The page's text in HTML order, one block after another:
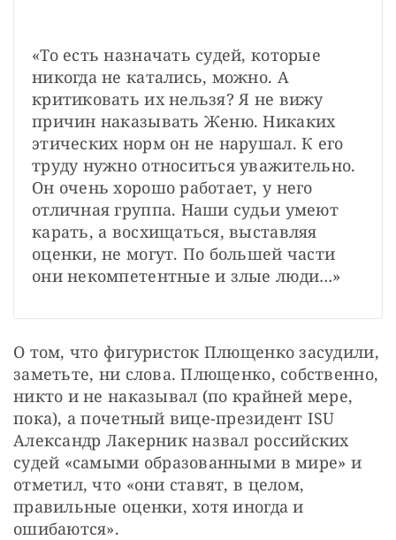
«То есть назначать судей, которые
никогда не катались, можно. А
критиковать их нельзя? Я не вижу
причин наказывать Женю. Никаких
этических норм он не нарушал. К его
труду нужно относиться уважительно.
Он очень хорошо работает, у него
отличная группа. Наши судьи умеют
карать, а восхищаться, выставляя
оценки, не могут. По большей части
они некомпетентные и злые люди…»
О том, что фигуристок Плющенко засудили,
заметьте, ни слова. Плющенко, собственно,
никто и не наказывал (по крайней мере,
пока), а почетный вице-президент ISU
Александр Лакерник назвал российских
судей «самыми образованными в мире» и
отметил, что «они ставят, в целом,
правильные оценки, хотя иногда и
ошибаются».